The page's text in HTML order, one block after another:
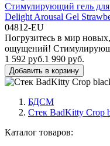
Стимулирующий гель для
Delight Arousal Gel
04812-EU
Погрузитесь в мир
ощущений!
1 592 руб.1 990 руб.
Добавить в корзину
БДСМ
Стек BadKitty Crop
Каталог товаров: